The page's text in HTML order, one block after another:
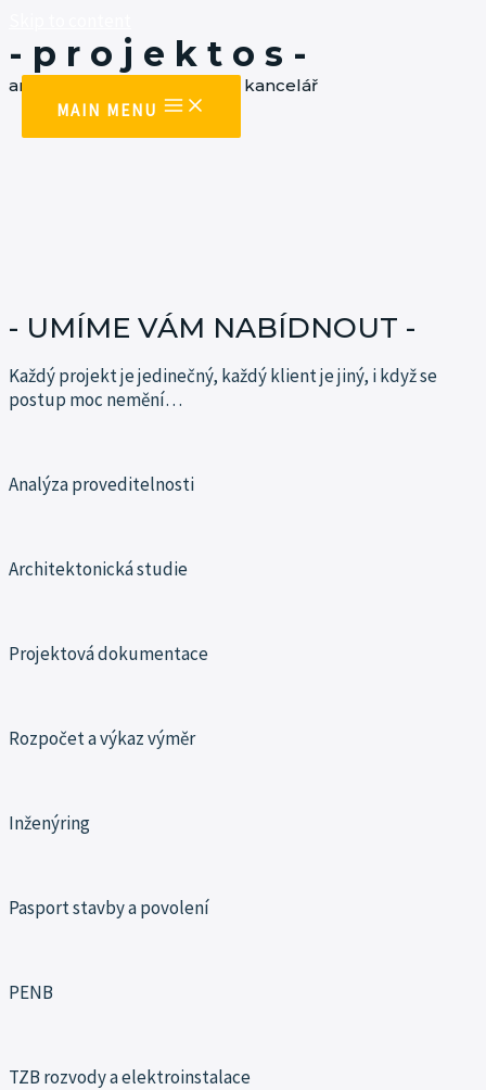
MAIN MENU
- p r o j e k t o s -
architektonická a projekční kancelář
- UMÍME VÁM NABÍDNOUT -
Každý projekt je jedinečný, každý klient je jiný, i když se
postup moc nemění…
Analýza proveditelnosti
Architektonická studie
Projektová dokumentace
Rozpočet a výkaz výměr
Inženýring
Pasport stavby a povolení
PENB
TZB rozvody a elektroinstalace